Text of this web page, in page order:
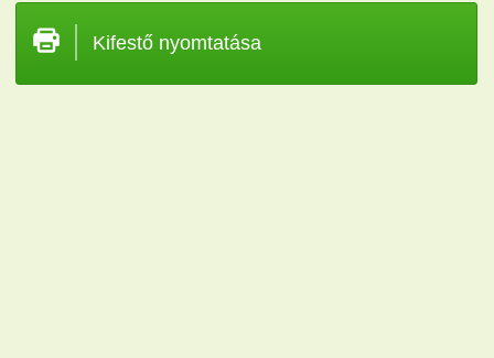
Kifestő nyomtatása